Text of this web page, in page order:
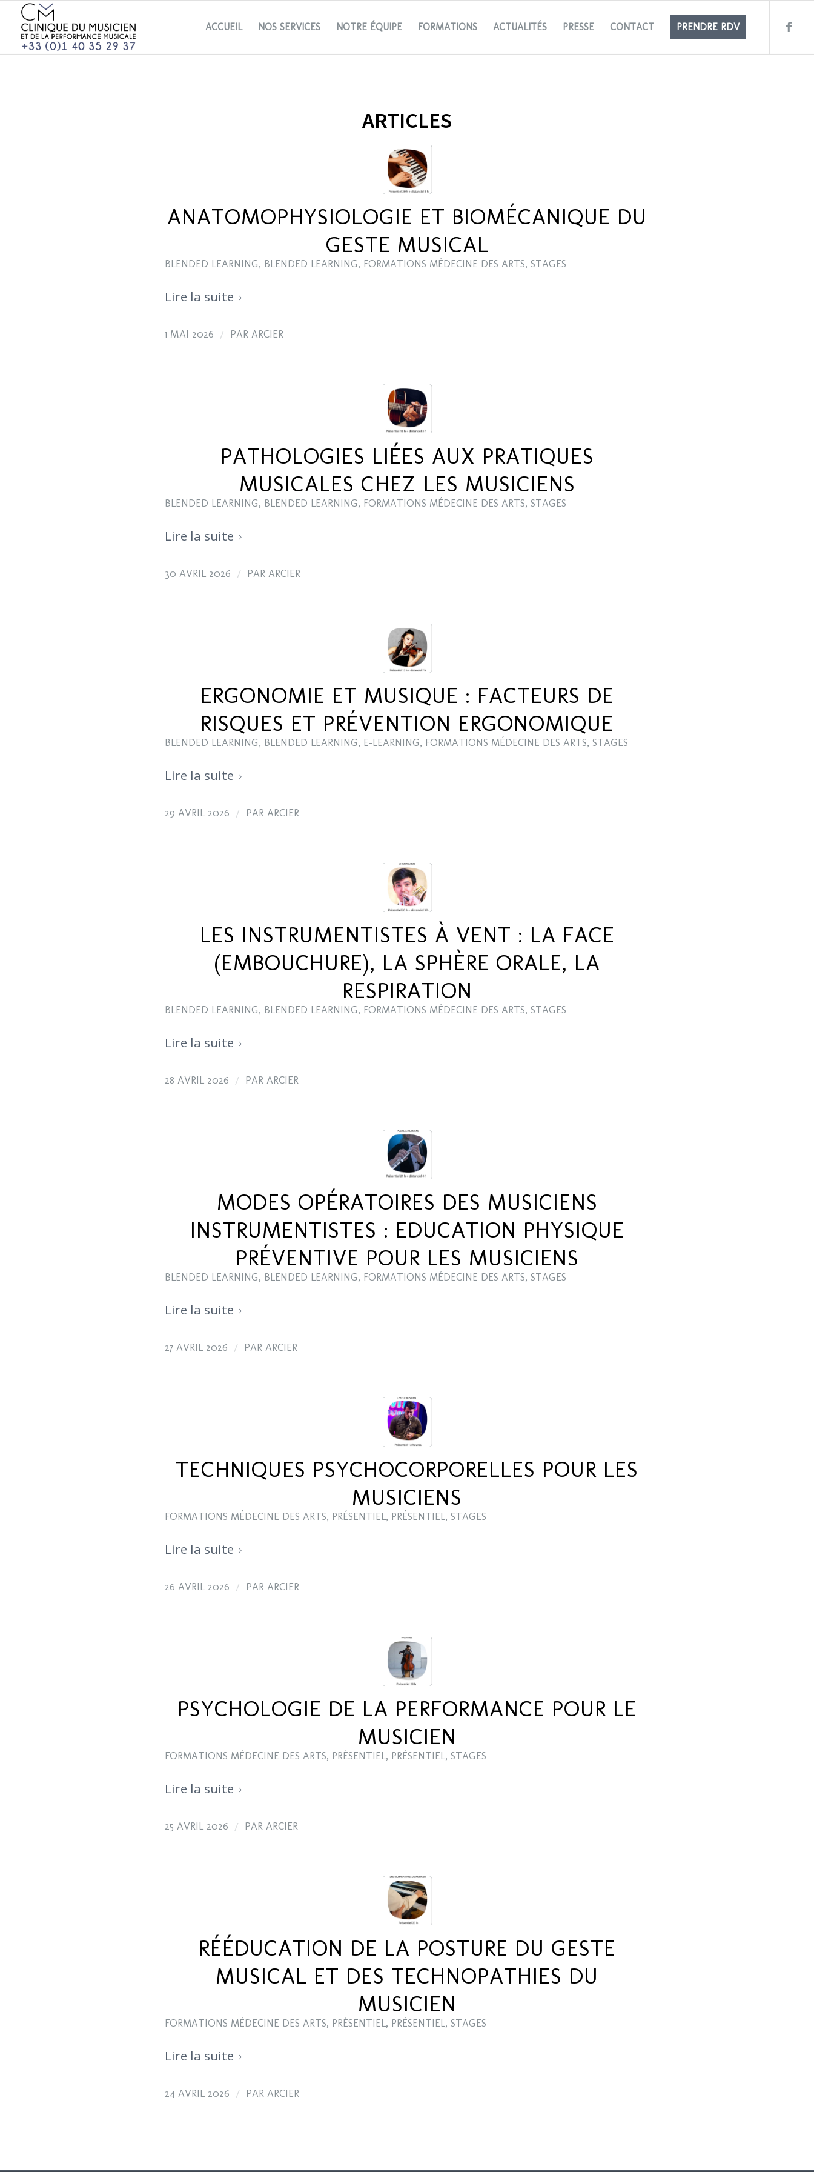
ACCUEIL NOS SERVICES NOTRE ÉQUIPE FORMATIONS ACTUALITÉS PRESSE CONTACT PRENDRE RDV
ARTICLES
ANATOMOPHYSIOLOGIE ET BIOMÉCANIQUE DU
GESTE MUSICAL
BLENDED LEARNING, BLENDED LEARNING, FORMATIONS MÉDECINE DES ARTS, STAGES
Lire la suite
1 MAI 2026 / PAR ARCIER
PATHOLOGIES LIÉES AUX PRATIQUES
MUSICALES CHEZ LES MUSICIENS
BLENDED LEARNING, BLENDED LEARNING, FORMATIONS MÉDECINE DES ARTS, STAGES
Lire la suite
30 AVRIL 2026 / PAR ARCIER
ERGONOMIE ET MUSIQUE : FACTEURS DE
RISQUES ET PRÉVENTION ERGONOMIQUE
BLENDED LEARNING, BLENDED LEARNING, E-LEARNING, FORMATIONS MÉDECINE DES ARTS, STAGES
Lire la suite
29 AVRIL 2026 / PAR ARCIER
LES INSTRUMENTISTES À VENT : LA FACE
(EMBOUCHURE), LA SPHÈRE ORALE, LA
RESPIRATION
BLENDED LEARNING, BLENDED LEARNING, FORMATIONS MÉDECINE DES ARTS, STAGES
Lire la suite
28 AVRIL 2026 / PAR ARCIER
MODES OPÉRATOIRES DES MUSICIENS
INSTRUMENTISTES : EDUCATION PHYSIQUE
PRÉVENTIVE POUR LES MUSICIENS
BLENDED LEARNING, BLENDED LEARNING, FORMATIONS MÉDECINE DES ARTS, STAGES
Lire la suite
27 AVRIL 2026 / PAR ARCIER
TECHNIQUES PSYCHOCORPORELLES POUR LES
MUSICIENS
FORMATIONS MÉDECINE DES ARTS, PRÉSENTIEL , PRÉSENTIEL , STAGES
Lire la suite
26 AVRIL 2026 / PAR ARCIER
PSYCHOLOGIE DE LA PERFORMANCE POUR LE
MUSICIEN
FORMATIONS MÉDECINE DES ARTS, PRÉSENTIEL , PRÉSENTIEL , STAGES
Lire la suite
25 AVRIL 2026 / PAR ARCIER
RÉÉDUCATION DE LA POSTURE DU GESTE
MUSICAL ET DES TECHNOPATHIES DU
MUSICIEN
FORMATIONS MÉDECINE DES ARTS, PRÉSENTIEL , PRÉSENTIEL , STAGES
Lire la suite
24 AVRIL 2026 / PAR ARCIER